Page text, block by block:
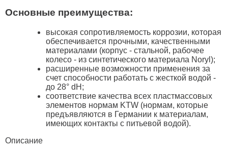
Основные преимущества:
высокая сопротивляемость коррозии, которая
обеспечивается прочными, качественными
материалами (корпус - стальной, рабочее
колесо - из синтетического материала Noryl);
расширенные возможности применения за
счет способности работать с жесткой водой -
до 28° dH;
соответствие качества всех пластмассовых
элементов нормам KTW (нормам, которые
предъявляются в Германии к материалам,
имеющих контакты с питьевой водой).
Описание